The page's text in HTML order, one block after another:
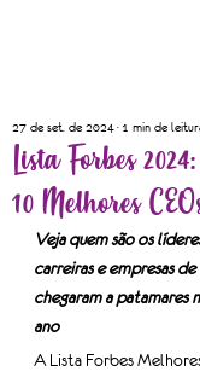
Lista Forbes
10 Melhores
27 de set. de 2024 1 min de
Veja quem são os
carreiras e empresas
chegaram a patamares
ano
A Lista Forbes